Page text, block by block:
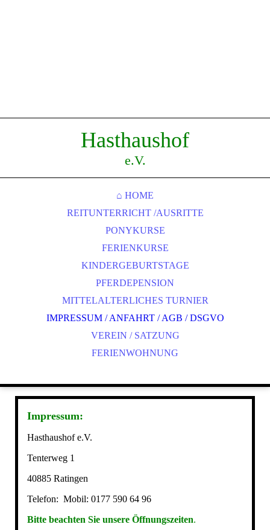
Hasthaushof
e.V.
⌂ HOME
REITUNTERRICHT /AUSRITTE
PONYKURSE
FERIENKURSE
KINDERGEBURTSTAGE
PFERDEPENSION
MITTELALTERLICHES TURNIER
IMPRESSUM / ANFAHRT / AGB / DSGVO
VEREIN / SATZUNG
FERIENWOHNUNG
Impressum:
Hasthaushof e.V.
Tenterweg 1
40885 Ratingen
Telefon: Mobil: 0177 590 64 96
Bitte beachten Sie unsere Öffnungszeiten.